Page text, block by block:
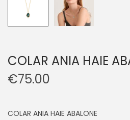
COLAR ANIA HAIE
€75.00
COLAR ANIA HAIE ABALONE